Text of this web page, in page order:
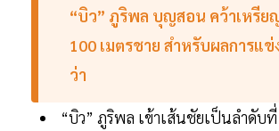
“บิว” ภูริพล บุญสอน คว้าเหรีย
100 เมตรชาย สำหรับผลการแ
ว่า
“บิว” ภูริพล เข้าเส้นชัยเป็นลำดับ